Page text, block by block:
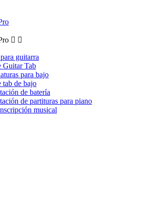
 
guitarra
Guitar Tab
para bajo
tab de bajo
de batería
de partituras para piano
musical